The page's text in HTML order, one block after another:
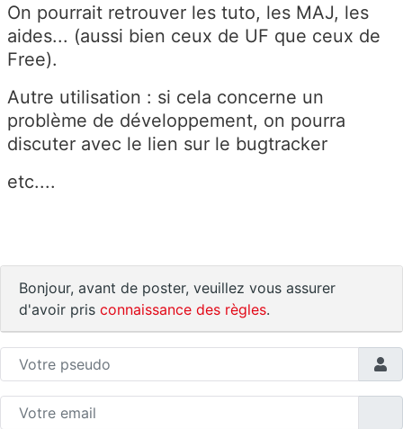
On pourrait retrouver les tuto, les MAJ, les
aides... (aussi bien ceux de UF que ceux de
Free).
Autre utilisation : si cela concerne un
problème de développement, on pourra
discuter avec le lien sur le bugtracker
etc....
Bonjour, avant de poster, veuillez vous assurer
d'avoir pris connaissance des règles.